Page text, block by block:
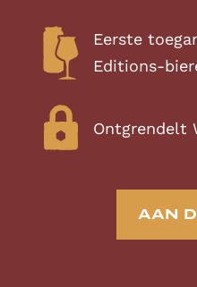
Eerste
Editions-
Ontgrendelt
AAN